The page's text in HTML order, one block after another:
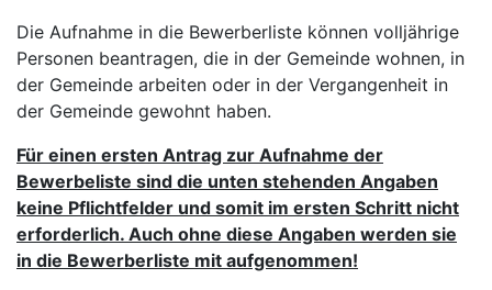
Die Aufnahme in die Bewerberliste können volljährige
Personen beantragen, die in der Gemeinde wohnen, in
der Gemeinde arbeiten oder in der Vergangenheit in
der Gemeinde gewohnt haben.
Für einen ersten Antrag zur Aufnahme der
Bewerbeliste sind die unten stehenden Angaben
keine Pflichtfelder und somit im ersten Schritt nicht
erforderlich. Auch ohne diese Angaben werden sie
in die Bewerberliste mit aufgenommen!